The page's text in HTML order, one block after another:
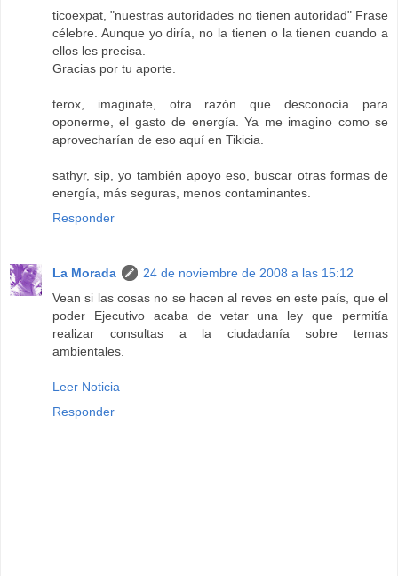
ticoexpat, "nuestras autoridades no tienen autoridad" Frase
célebre. Aunque yo diría, no la tienen o la tienen cuando a
ellos les precisa.
Gracias por tu aporte.
terox, imaginate, otra razón que desconocía para
oponerme, el gasto de energía. Ya me imagino como se
aprovecharían de eso aquí en Tikicia.
sathyr, sip, yo también apoyo eso, buscar otras formas de
energía, más seguras, menos contaminantes.
Responder
La Morada
24 de noviembre de 2008 a las 15:12
Vean si las cosas no se hacen al reves en este país, que el
poder Ejecutivo acaba de vetar una ley que permitía
realizar consultas a la ciudadanía sobre temas
ambientales.
Leer Noticia
Responder